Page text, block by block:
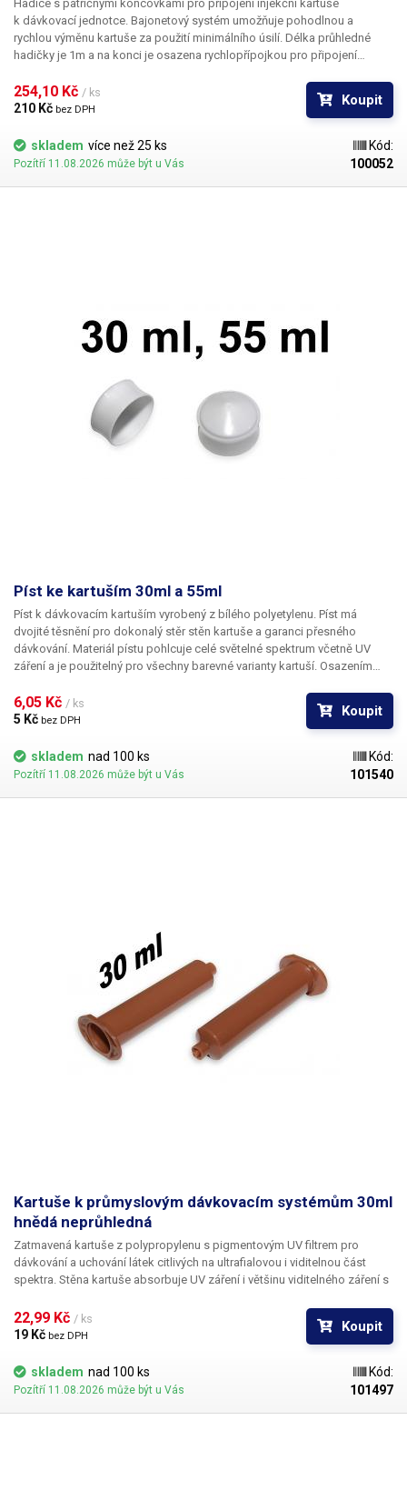
Hadice s patřičnými koncovkami pro připojení injekční kartuše
k dávkovací jednotce. Bajonetový systém umožňuje pohodlnou a
rychlou výměnu kartuše za použití minimálního úsilí. Délka průhledné
hadičky je 1m a na konci je osazena rychlopřípojkou pro připojení
254,10 Kč / ks
210 Kč bez DPH
Koupit
skladem více než 25 ks
Pozítří 11.08.2026 může být u Vás
Kód:
100052
Píst ke kartuším 30ml a 55ml
Píst k dávkovacím kartuším vyrobený z bílého polyetylenu. Píst má
dvojité těsnění pro dokonalý stěr stěn kartuše a garanci přesného
dávkování. Materiál pístu pohlcuje celé světelné spektrum včetně UV
záření a je použitelný pro všechny barevné varianty kartuší. Osazením
6,05 Kč / ks
5 Kč bez DPH
Koupit
skladem nad 100 ks
Pozítří 11.08.2026 může být u Vás
Kód:
101540
Kartuše k průmyslovým dávkovacím systémům 30ml
hnědá neprůhledná
Zatmavená kartuše z polypropylenu s pigmentovým UV filtrem pro
dávkování a uchování látek citlivých na ultrafialovou i viditelnou část
spektra. Stěna kartuše absorbuje UV záření i většinu viditelného záření s
světelnou propustnost ve spodní části viditelného spektra pro umožnění
kontroly stavu plnosti kartuše. Kartuše je vhodná pro dávkování látek s
22,99 Kč / ks
19 Kč bez DPH
Koupit
skladem nad 100 ks
Pozítří 11.08.2026 může být u Vás
Kód:
101497